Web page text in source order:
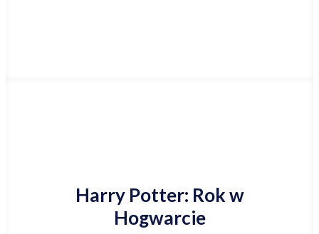
Harry Potter: Rok w
Hogwarcie